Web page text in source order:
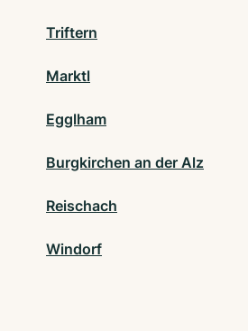
Triftern
Marktl
Egglham
Burgkirchen an der Alz
Reischach
Windorf